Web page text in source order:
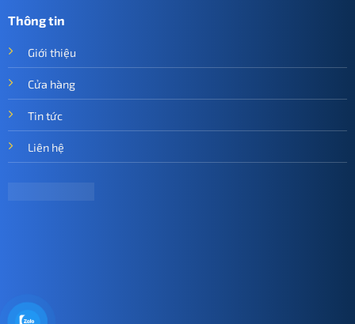
Thông tin
Giới thiệu
Cửa hàng
Tin tức
Liên hệ